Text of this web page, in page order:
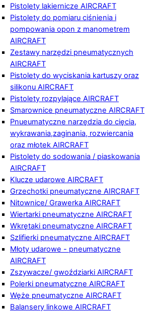
Pistolety lakiernicze AIRCRAFT
Pistolety do pomiaru ciśnienia i
pompowania opon z manometrem
AIRCRAFT
Zestawy narzędzi pneumatycznych
AIRCRAFT
Pistolety do wyciskania kartuszy oraz
silikonu AIRCRAFT
Pistolety rozpylające AIRCRAFT
Smarownice pneumatyczne AIRCRAFT
Pnueumatyczne narzędzia do cięcia,
wykrawania,zaginania, rozwiercania
oraz młotek AIRCRAFT
Pistolety do sodowania / piaskowania
AIRCRAFT
Klucze udarowe AIRCRAFT
Grzechotki pneumatyczne AIRCRAFT
Nitownice/ Grawerka AIRCRAFT
Wiertarki pneumatyczne AIRCRAFT
Wkrętaki pneumatyczne AIRCRAFT
Szlifierki pneumatyczne AIRCRAFT
Młoty udarowe - pneumatyczne
AIRCRAFT
Zszywacze/ gwoździarki AIRCRAFT
Polerki pneumatyczne AIRCRAFT
Węże pneumatyczne AIRCRAFT
Balansery linkowe AIRCRAFT